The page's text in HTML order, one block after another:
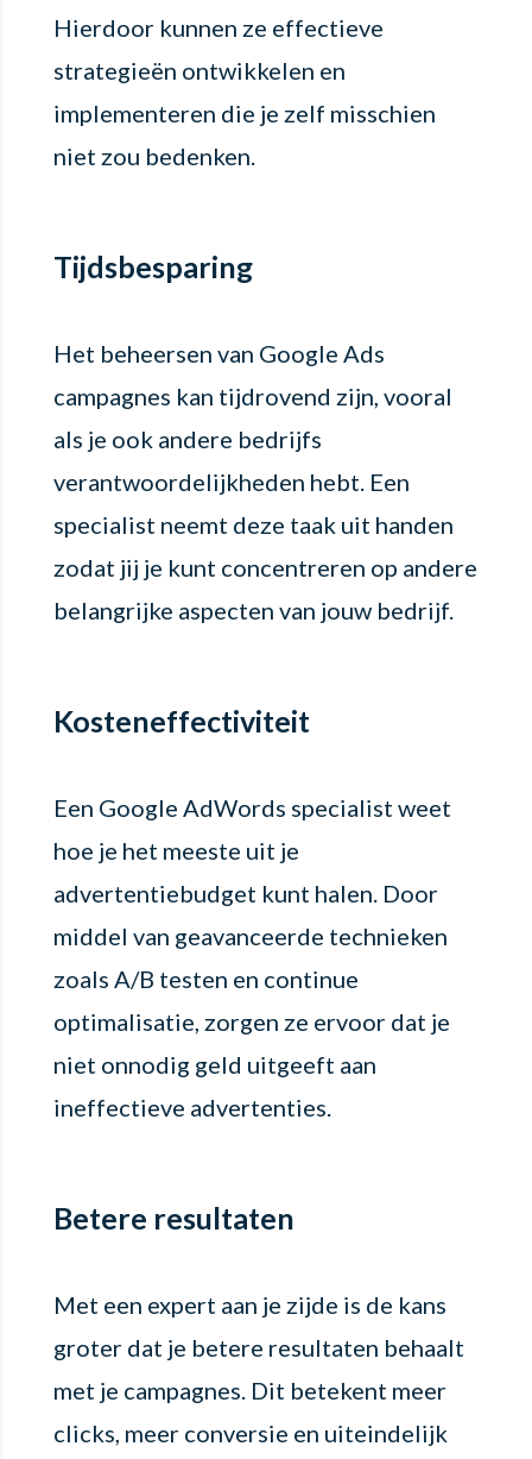
Hierdoor kunnen ze effectieve
strategieën ontwikkelen en
implementeren die je zelf misschien
niet zou bedenken.
Tijdsbesparing
Het beheersen van Google Ads
campagnes kan tijdrovend zijn, vooral
als je ook andere bedrijfs
verantwoordelijkheden hebt. Een
specialist neemt deze taak uit handen
zodat jij je kunt concentreren op andere
belangrijke aspecten van jouw bedrijf.
Kosteneffectiviteit
Een Google AdWords specialist weet
hoe je het meeste uit je
advertentiebudget kunt halen. Door
middel van geavanceerde technieken
zoals A/B testen en continue
optimalisatie, zorgen ze ervoor dat je
niet onnodig geld uitgeeft aan
ineffectieve advertenties.
Betere resultaten
Met een expert aan je zijde is de kans
groter dat je betere resultaten behaalt
met je campagnes. Dit betekent meer
clicks, meer conversie en uiteindelijk